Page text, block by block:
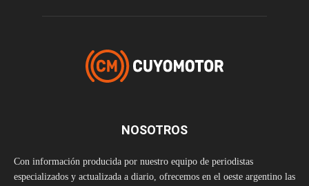
NOSOTROS
Con información producida por nuestro equipo de periodistas
especializados y actualizada a diario, ofrecemos en el oeste argentino las